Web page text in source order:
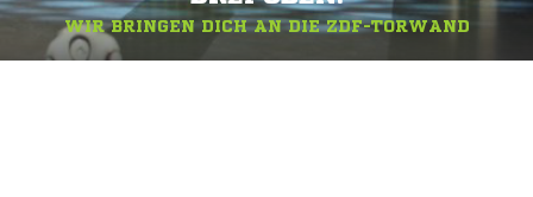
WIR BRINGEN DICH AN DIE ZDF-TORWAND